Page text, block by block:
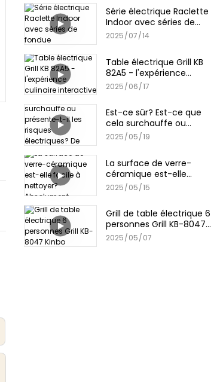
Série électrique Raclette
Indoor avec séries de
fondue
2025 07 14
Table électrique Grill KB
82A5 - l'expérience
culinaire interactive
2025 06 17
Est-ce sûr? Est-ce que
cela surchauffe ou
présente-t-il les risques
2025 05 19
La surface de verre-
céramique est-elle
facile à nettoyer?
Absolument
2025 05 15
Grill de table électrique 6
personnes Grill KB-8047
Kinbo
2025 05 07